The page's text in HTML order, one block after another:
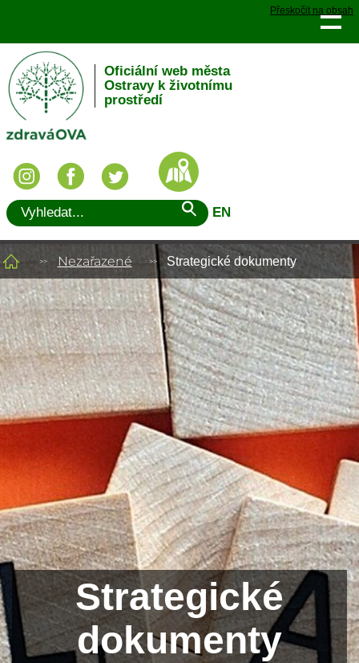
Přeskočit na obsah
Oficiální web města
Ostravy k životnímu
prostředí
EN
Nezařazené Strategické dokumenty
Strategické
dokumenty